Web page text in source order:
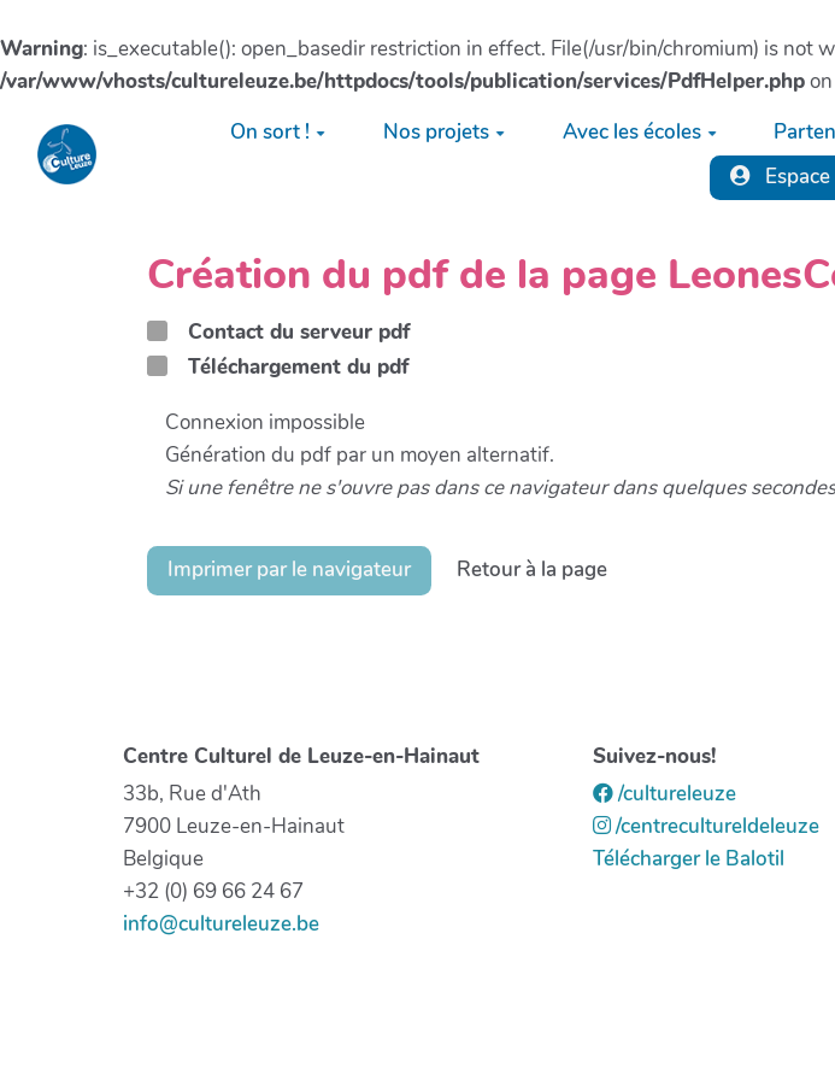
Warning: is_executable(): open_basedir restriction in effect. File(/usr/bin/chromium) is
/var/www/vhosts/cultureleuze.be/httpdocs/tools/publication/services/PdfHelper.php
Aller au contenu principalOn sort ! Nos projets Avec les écoles
Création du pdf de la page
Contact du serveur pdf
Téléchargement du pdf
Connexion impossible
Génération du pdf par un moyen alternatif.
Si une fenêtre ne s'ouvre pas dans ce navigateur dans quelques
Imprimer par le navigateur Retour à la page
Centre Culturel de Leuze-en-Hainaut
33b, Rue d'Ath
7900 Leuze-en-Hainaut
Belgique
+32 (0) 69 66 24 67
info@cultureleuze.be
Suivez-nous!
/cultureleuze
/centrecultureldeleuze
Télécharger le Balotil